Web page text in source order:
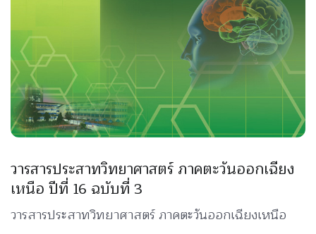
วารสารประสาทวิทยาศาสตร์ ภาคตะวันออกเฉียง
เหนือ ปีที่ 16 ฉบับที่ 3
วารสารประสาทวิทยาศาสตร์ ภาคตะวันออกเฉียงเหนือ